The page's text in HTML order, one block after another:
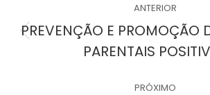
de
ANTERIOR
Post
anterior:
PREVENÇÃO E PROMOÇÃO
PARENTAIS
PRÓXIMO